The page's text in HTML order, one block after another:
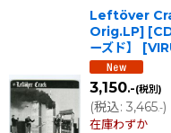
Leftöver
Orig.LP]
ーズド】
[
3,150.-(税別)
(税込: 3,465.-)
在庫わずか